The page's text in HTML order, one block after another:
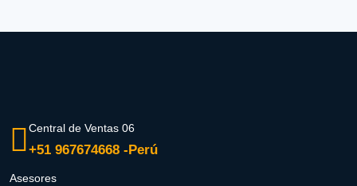
Central de Ventas 06
+51 967674668 -Perú
Asesores